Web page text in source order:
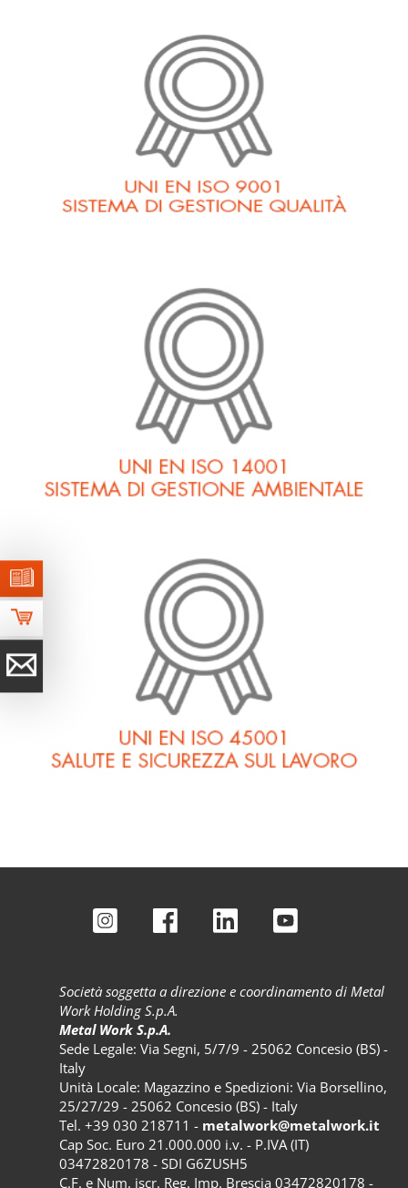
Società soggetta a direzione e coordinamento di Metal
Work Holding S.p.A.
Metal Work S.p.A.
Sede Legale: Via Segni, 5/7/9 - 25062 Concesio (BS) -
Italy
Unità Locale: Magazzino e Spedizioni: Via Borsellino,
25/27/29 - 25062 Concesio (BS) - Italy
Tel. +39 030 218711 - metalwork@metalwork.it
Cap Soc. Euro 21.000.000 i.v. - P.IVA (IT)
03472820178 - SDI G6ZUSH5
C.F. e Num. iscr. Reg. Imp. Brescia 03472820178 -